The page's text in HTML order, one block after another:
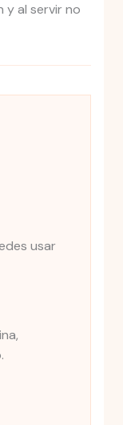
y al servir no
usar